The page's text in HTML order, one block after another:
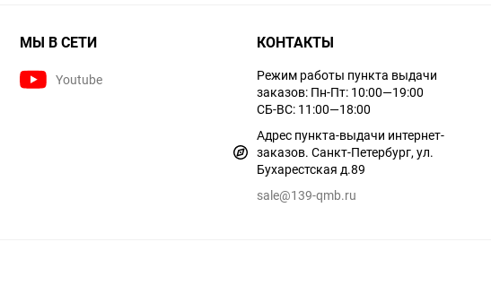
МЫ В СЕТИ
Youtube
КОНТАКТЫ
Режим работы пункта выдачи
заказов: Пн-Пт: 10:00—19:00
СБ-ВС: 11:00—18:00
Адрес пункта-выдачи интернет-
заказов. Санкт-Петербург, ул.
Бухарестская д.89
sale@139-qmb.ru